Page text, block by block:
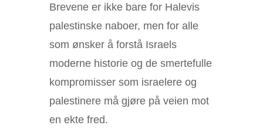
Brevene er ikke bare for Halevis
palestinske naboer, men for alle
som ønsker å forstå Israels
moderne historie og de smertefulle
kompromisser som israelere og
palestinere må gjøre på veien mot
en ekte fred.